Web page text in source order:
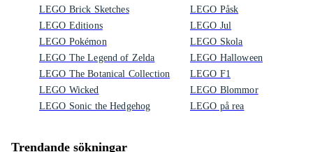
LEGO Brick Sketches
LEGO Editions
LEGO Pokémon
LEGO The Legend of Zelda
LEGO The Botanical Collection
LEGO Wicked
LEGO Sonic the Hedgehog
LEGO Påsk
LEGO Jul
LEGO Skola
LEGO Halloween
LEGO F1
LEGO Blommor
LEGO på rea
Trendande sökningar